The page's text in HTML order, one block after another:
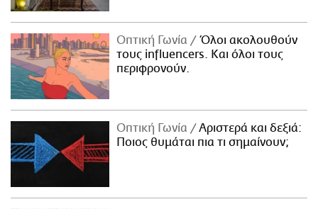
Οπτική Γωνία
Όλοι ακολουθούν
τους influencers. Και όλοι τους
περιφρονούν.
Οπτική Γωνία
Αριστερά και δεξιά:
Ποιος θυμάται πια τι σημαίνουν;